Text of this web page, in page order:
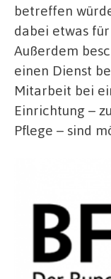
betreffen
dabei etwas
Außerdem
einen Dienst
Mitarbeit bei
Einrichtung –
Pflege – sind